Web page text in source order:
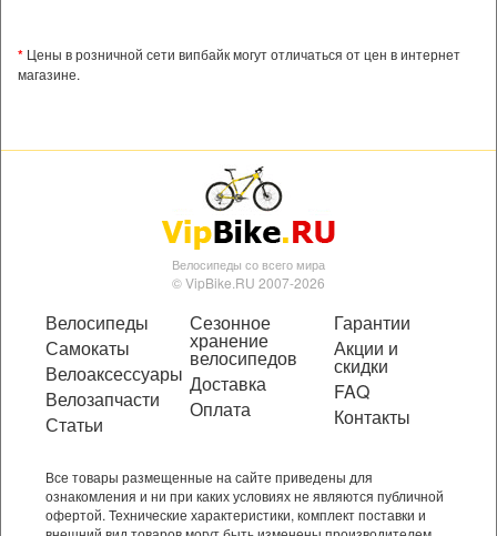
* Цены в розничной сети випбайк могут отличаться от цен в интернет
магазине.
Велосипеды со всего мира
© VipBike.RU 2007-2026
Велосипеды
Самокаты
Велоаксессуары
Велозапчасти
Статьи
Сезонное
хранение
велосипедов
Доставка
Оплата
Гарантии
Акции и
скидки
FAQ
Контакты
Все товары размещенные на сайте приведены для
ознакомления и ни при каких условиях не являются публичной
офертой. Технические характеристики, комплект поставки и